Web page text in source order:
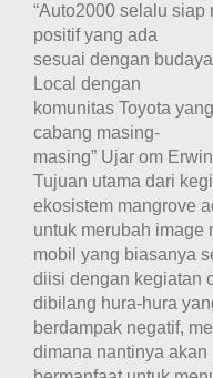
“Auto2000 selalu siap
positif yang ada
sesuai dengan
Local dengan
komunitas Toyota
cabang masing-
masing” Ujar om
Tujuan utama dari
ekosistem mangrove
untuk merubah image
mobil yang biasanya
diisi dengan kegiatan
dibilang hura-hura
berdampak negatif,
dimana nantinya akan